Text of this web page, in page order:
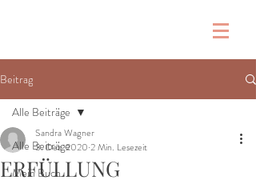
Beitrag
Alle Beiträge
Mein Buch
Alle Beiträge
ERFÜLLUNG
Sandra Wagner
3. Dez. 2020 2 Min. Lesezeit